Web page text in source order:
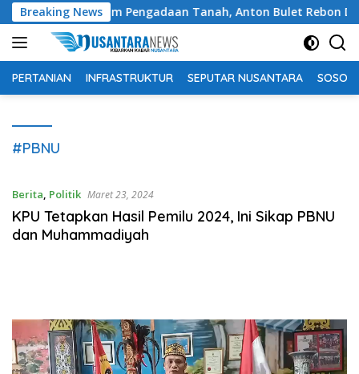
Langsung
ke
konten
Breaking News
dalam Pengadaan Tanah, Anton Bulet Rebon Desak
PERTANIAN INFRASTRUKTUR SEPUTAR NUSANTARA SOSOK
#PBNU
Berita, Politik Maret 23, 2024
KPU Tetapkan Hasil Pemilu 2024, Ini Sikap PBNU
dan Muhammadiyah
Pemutar
Video